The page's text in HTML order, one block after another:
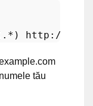
http:/
tău